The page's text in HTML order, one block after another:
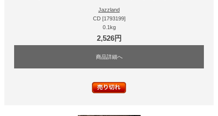
Jazzland
CD [1793199]
0.1kg
2,526円
商品詳細へ